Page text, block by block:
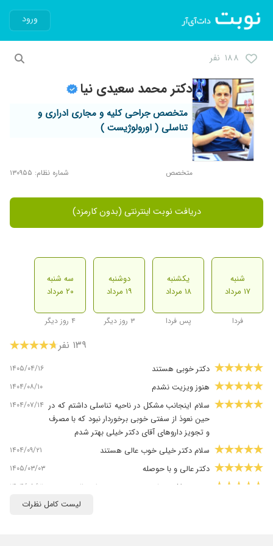
ورود
۱۸۸ نفر
دکتر محمد سعیدی نیا
متخصص جراحی کلیه و مجاری ادراری و
تناسلی ( اورولوژیست )
متخصص شماره نظام: ۱۳۰۹۵۵
دریافت نوبت اینترنتی (بدون کارمزد)
شنبه
۱۷ مرداد
فردا
یکشنبه
۱۸ مرداد
پس فردا
دوشنبه
۱۹ مرداد
۳ روز دیگر
سه شنبه
۲۰ مرداد
۴ روز دیگر
۱۳۹ نفر
دکتر خوبی هستند ۱۴۰۵/۰۴/۱۶
هنوز ویزیت نشدم ۱۴۰۴/۰۸/۱۰
سلام اینجانب مشکل در ناحیه تناسلی داشتم که در
حین نعوذ از سفتی خوبی برخوردار نبود که با مصرف
و تجویز داروهای آقای دکتر خیلی بهتر شدم
۱۴۰۴/۰۷/۱۴
سلام دکتر خیلی خوب عالی هستند ۱۴۰۴/۰۹/۲۱
دکتر عالی و با حوصله ۱۴۰۵/۰۳/۰۳
عفونت داشتم تشخیص درست ودرمان عالی ۱۴۰۴/۰۵/۲۱
۱۴۰۵/۰۵/۰۱
لیست کامل نظرات